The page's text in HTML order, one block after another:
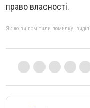
право власності.
Якщо ви помітили помилку,